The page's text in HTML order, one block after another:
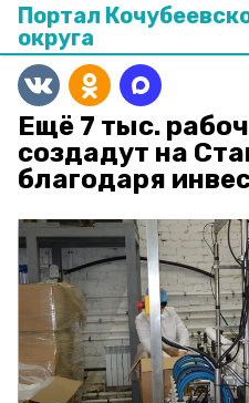
Портал
округа
Ещё 7 тыс.
создадут на
благодаря